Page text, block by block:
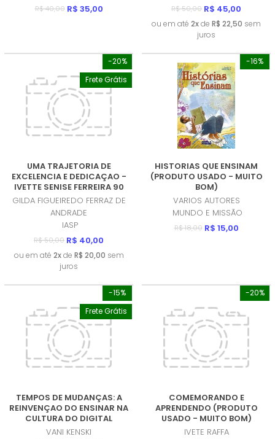
R$ 40,00 R$ 35,00 R$ 50,00 R$ 45,00
ou em até 2xde R$ 22,50 sem
juros
-20%
Frete Grátis
UMA TRAJETORIA DE
EXCELENCIA E DEDICAÇAO -
IVETTE SENISE FERREIRA 90
ANOS (PRODUTO NOVO)
GILDA FIGUEIREDO FERRAZ DE
ANDRADE
IASP
R$ 50,00 R$ 40,00
ou em até 2xde R$ 20,00 sem
juros
-16%
HISTORIAS QUE ENSINAM
(PRODUTO USADO - MUITO
BOM)
VARIOS AUTORES
MUNDO E MISSÃO
R$ 18,00 R$ 15,00
-15%
Frete Grátis
TEMPOS DE MUDANÇAS: A
REINVENÇAO DO ENSINAR NA
CULTURA DO DIGITAL
(PRODUTO NOVO)
VANI KENSKI
-20%
COMEMORANDO E
APRENDENDO (PRODUTO
USADO - MUITO BOM)
IVETE RAFFA